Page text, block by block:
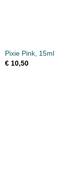
Pixie Pink, 15ml
€ 10,50